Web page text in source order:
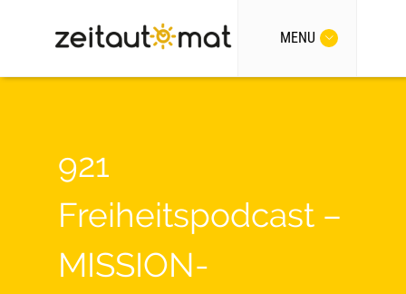
MENU
921
Freiheitspodcast –
MISSION-